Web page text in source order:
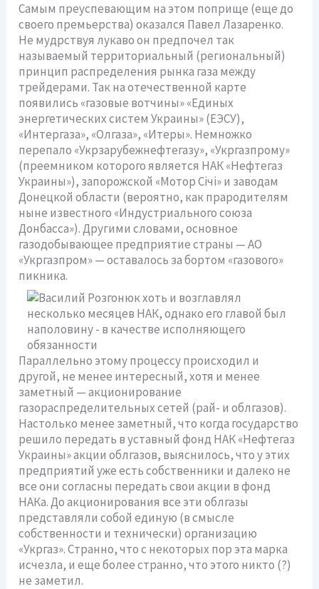
Самым преуспевающим на этом поприще (еще до
своего премьерства) оказался Павел Лазаренко.
Не мудрствуя лукаво он предпочел так
называемый территориальный (региональный)
принцип распределения рынка газа между
трейдерами. Так на отечественной карте
появились «газовые вотчины» «Единых
энергетических систем Украины» (ЕЭСУ),
«Интергаза», «Олгаза», «Итеры». Немножко
перепало «Укрзарубежнефтегазу», «Укргазпрому»
(преемником которого является НАК «Нефтегаз
Украины»), запорожской «Мотор Січі» и заводам
Донецкой области (вероятно, как прародителям
ныне известного «Индустриального союза
Донбасса»). Другими словами, основное
газодобывающее предприятие страны — АО
«Укргазпром» — оставалось за бортом «газового»
пикника.
Параллельно этому процессу происходил и
другой, не менее интересный, хотя и менее
заметный — акционирование
газораспределительных сетей (рай- и облгазов).
Настолько менее заметный, что когда государство
решило передать в уставный фонд НАК «Нефтегаз
Украины» акции облгазов, выяснилось, что у этих
предприятий уже есть собственники и далеко не
все они согласны передать свои акции в фонд
НАКа. До акционирования все эти облгазы
представляли собой единую (в смысле
собственности и технически) организацию
«Укргаз». Странно, что с некоторых пор эта марка
исчезла, и еще более странно, что этого никто (?)
не заметил.